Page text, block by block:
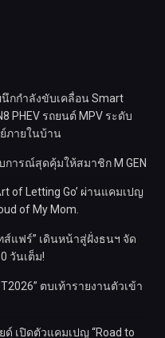
นึกกำลังขับเคลื่อน Smart
PHEV รถยนต์ MPV ระดับ
ภายในบ้าน
การณ์สุดคุ้มให้สมาชิก M GEN
of Letting Go’ ผ่านแคมเปญ
of My Mom.
แฟร์” เดินหน้าสู่ฝั่งธนฯ จัด
วันเต็ม!
ตบเท้ารายงานตัวเข้า
ด์ เปิดตัวแคมเปญ “Road to